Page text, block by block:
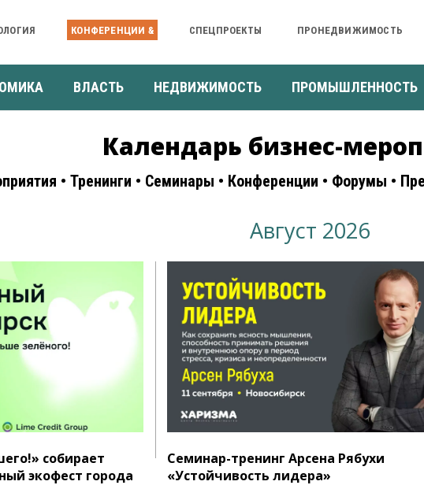
КОНФЕРЕНЦИИ & СПЕЦПРОЕКТЫ ПРОНЕДВИЖИМОСТЬ
ВЛАСТЬ НЕДВИЖИМОСТЬ ПРОМЫШЛЕННОСТЬ
Календарь бизнес-
• Тренинги • Семинары • Конференции • Форумы •
Август 2026
собирает
экофест города
Семинар-тренинг Арсена Рябухи
«Устойчивость лидера»